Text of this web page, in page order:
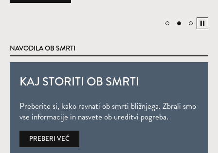
NAVODILA OB SMRTI
KAJ STORITI OB SMRTI
Preberite si, kako ravnati ob smrti bližnjega. Zbrali smo
vse informacije in nasvete ob ureditvi pogreba.
PREBERI VEČ